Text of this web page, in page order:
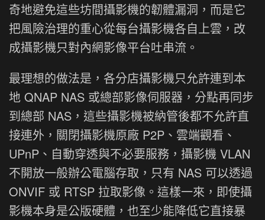
奇地避免這些坊間攝影機的韌體漏洞，而是它
把風險治理的重心從每台攝影機各自上雲，改
成攝影機只對內網影像平台吐串流。
最理想的做法是，各分店攝影機只允許連到本
地 QNAP NAS 或總部影像伺服器，分點再同步
到總部 NAS，這些攝影機被納管後都不允許直
接連外，關閉攝影機原廠 P2P、雲端觀看、
UPnP、自動穿透與不必要服務，攝影機 VLAN
不開放一般辦公電腦存取，只有 NAS 可以透過
ONVIF 或 RTSP 拉取影像。這樣一來，即使攝
影機本身是公版硬體，也至少能降低它直接暴